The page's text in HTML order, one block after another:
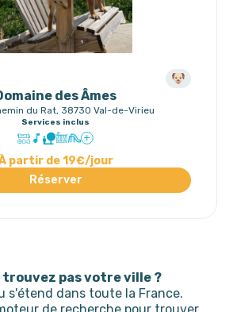
des Âmes
du Rat, 38730 Val-de-Virieu
Services inclus
partir de 19€/jour
Réserver
trouvez pas votre ville ?
s'étend dans toute la France.